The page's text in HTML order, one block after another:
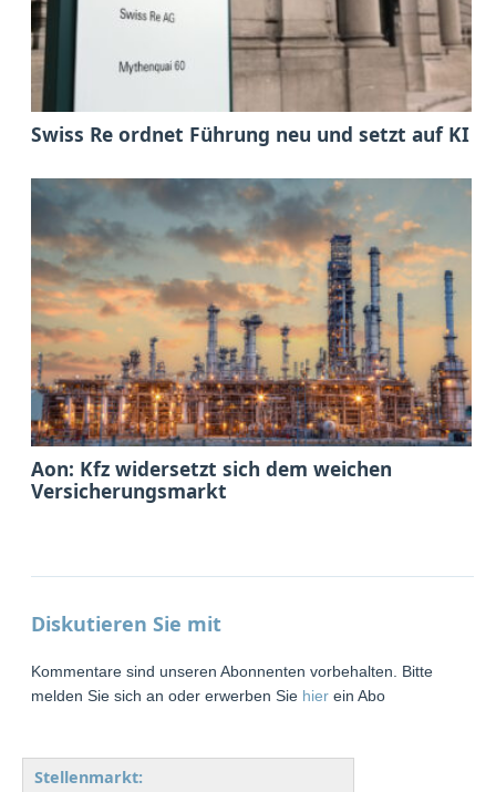
Swiss Re ordnet Führung neu und setzt auf KI
Aon: Kfz widersetzt sich dem weichen
Versicherungsmarkt
Diskutieren Sie mit
Kommentare sind unseren Abonnenten vorbehalten. Bitte
melden Sie sich an oder erwerben Sie hier ein Abo
Stellenmarkt: